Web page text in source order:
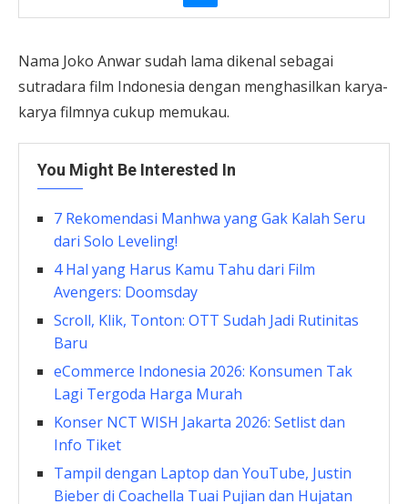
Nama Joko Anwar sudah lama dikenal sebagai
sutradara film Indonesia dengan menghasilkan karya-
karya filmnya cukup memukau.
You Might Be Interested In
7 Rekomendasi Manhwa yang Gak Kalah Seru
dari Solo Leveling!
4 Hal yang Harus Kamu Tahu dari Film
Avengers: Doomsday
Scroll, Klik, Tonton: OTT Sudah Jadi Rutinitas
Baru
eCommerce Indonesia 2026: Konsumen Tak
Lagi Tergoda Harga Murah
Konser NCT WISH Jakarta 2026: Setlist dan
Info Tiket
Tampil dengan Laptop dan YouTube, Justin
Bieber di Coachella Tuai Pujian dan Hujatan